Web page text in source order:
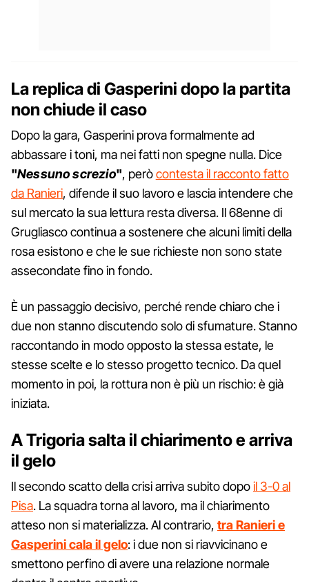
La replica di Gasperini dopo la partita
non chiude il caso
Dopo la gara, Gasperini prova formalmente ad
abbassare i toni, ma nei fatti non spegne nulla. Dice
"Nessuno screzio", peròcontesta il racconto fatto
da Ranieri, difende il suo lavoro e lascia intendere che
sul mercato la sua lettura resta diversa. Il 68enne di
Grugliasco continua a sostenere che alcuni limiti della
rosa esistono e che le sue richieste non sono state
assecondate fino in fondo.
È un passaggio decisivo, perché rende chiaro che i
due non stanno discutendo solo di sfumature. Stanno
raccontando in modo opposto la stessa estate, le
stesse scelte e lo stesso progetto tecnico. Da quel
momento in poi, la rottura non è più un rischio: è già
iniziata.
A Trigoria salta il chiarimento e arriva
il gelo
Il secondo scatto della crisi arriva subito dopoil 3-0 al
Pisa. La squadra torna al lavoro, ma il chiarimento
atteso non si materializza. Al contrario, tra Ranieri e
Gasperini cala il gelo: i due non si riavvicinano e
smettono perfino di avere una relazione normale